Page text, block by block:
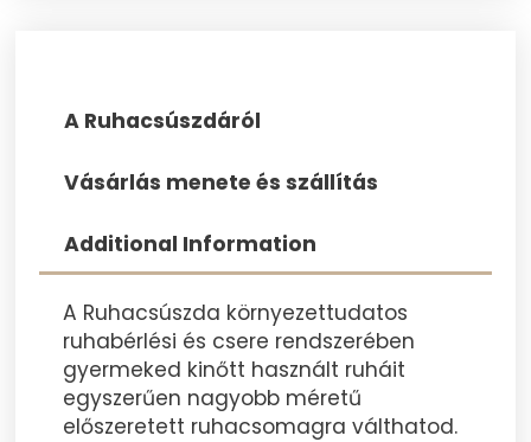
A Ruhacsúszdáról
Vásárlás menete és szállítás
Additional Information
A Ruhacsúszda környezettudatos
ruhabérlési és csere rendszerében
gyermeked kinőtt használt ruháit
egyszerűen nagyobb méretű
előszeretett ruhacsomagra válthatod.